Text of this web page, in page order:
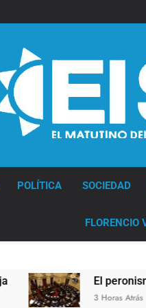
POLÍTICA SOCIEDAD
FLORENCIO
El peronismo recupera aire
3 Horas Atrás